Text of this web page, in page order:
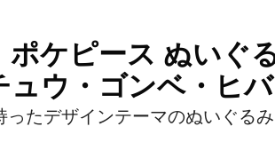
ポケピース ぬいぐ
ュウ・ゴンベ・ヒ
たデザインテーマのぬいぐるみ